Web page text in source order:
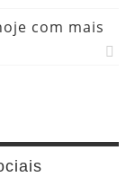
com mais